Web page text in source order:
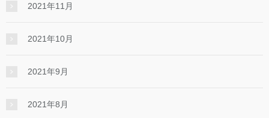
2021年11月
2021年10月
2021年9月
2021年8月